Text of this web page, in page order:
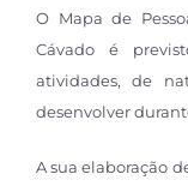
+ CIM
O Mapa de
Cávado é
atividades, de
desenvolver
A sua elaboração